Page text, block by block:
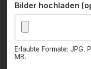
Bilder hochladen
Erlaubte Formate: JPG,
MB.